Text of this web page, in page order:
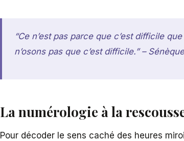
“Ce n’est pas parce que c’est difficile
n’osons pas que c’est difficile.” – Sénèque
La numérologie à la
Pour décoder le sens caché des heures